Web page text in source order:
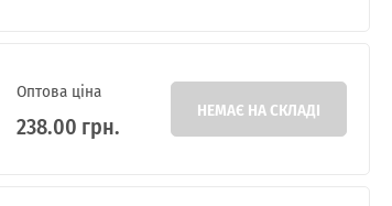
Оптова ціна
238.00 грн. НЕМАЄ НА СКЛАДІ